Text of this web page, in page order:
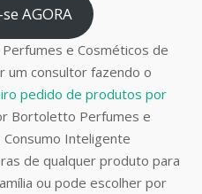
AGORA
e Cosméticos de
um consultor fazendo o
pedido de produtos por
Bortoletto Perfumes e
Inteligente
de qualquer produto para
ou pode escolher por